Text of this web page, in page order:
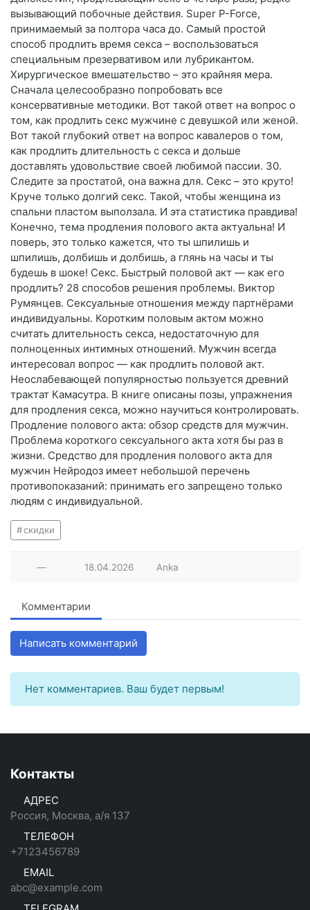
вызывающий побочные действия. Super P-Force,
принимаемый за полтора часа до. Самый простой
способ продлить время секса – воспользоваться
специальным презервативом или лубрикантом.
Хирургическое вмешательство – это крайняя мера.
Сначала целесообразно попробовать все
консервативные методики. Вот такой ответ на вопрос о
том, как продлить секс мужчине с девушкой или женой.
Вот такой глубокий ответ на вопрос кавалеров о том,
как продлить длительность с секса и дольше
доставлять удовольствие своей любимой пассии. 30.
Следите за простатой, она важна для. Секс – это круто!
Круче только долгий секс. Такой, чтобы женщина из
спальни пластом выползала. И эта статистика правдива!
Конечно, тема продления полового акта актуальна! И
поверь, это только кажется, что ты шпилишь и
шпилишь, долбишь и долбишь, а глянь на часы и ты
будешь в шоке! Секс. Быстрый половой акт — как его
продлить? 28 способов решения проблемы. Виктор
Румянцев. Сексуальные отношения между партнёрами
индивидуальны. Коротким половым актом можно
считать длительность секса, недостаточную для
полноценных интимных отношений. Мужчин всегда
интересовал вопрос — как продлить половой акт.
Неослабевающей популярностью пользуется древний
трактат Камасутра. В книге описаны позы, упражнения
для продления секса, можно научиться контролировать.
Продление полового акта: обзор средств для мужчин.
Проблема короткого сексуального акта хотя бы раз в
жизни. Средство для продления полового акта для
мужчин Нейродоз имеет небольшой перечень
противопоказаний: принимать его запрещено только
людям с индивидуальной.
скидки
— 18.04.2026 Anka
Комментарии
Написать комментарий
Нет комментариев. Ваш будет первым!
Контакты
АДРЕС
Россия, Москва, а/я 137
ТЕЛЕФОН
+7123456789
EMAIL
abc@example.com